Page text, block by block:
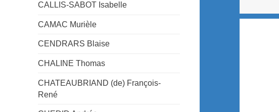
CALLIS-SABOT Isabelle
CAMAC Murièle
CENDRARS Blaise
CHALINE Thomas
CHATEAUBRIAND (de) François-
René